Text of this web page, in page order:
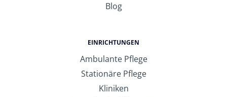
Blog
EINRICHTUNGEN
Ambulante Pflege
Stationäre Pflege
Kliniken